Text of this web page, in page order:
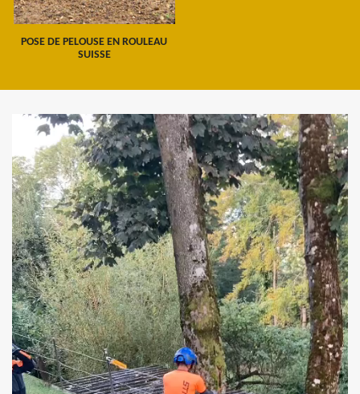
POSE DE PELOUSE EN ROULEAU
SUISSE